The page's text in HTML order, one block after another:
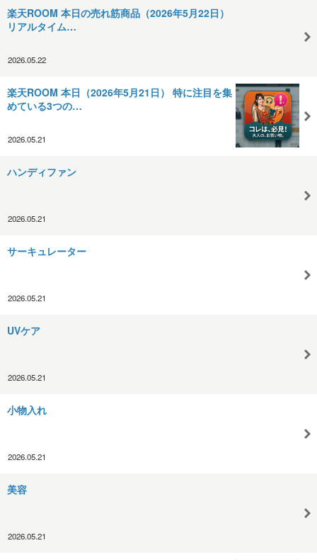
楽天ROOM 本日の売れ筋商品（2026年5月22日）
リアルタイム…
2026.05.22
楽天ROOM 本日（2026年5月21日） 特に注目を集
めている3つの…
2026.05.21
ハンディファン
2026.05.21
サーキュレーター
2026.05.21
UVケア
2026.05.21
小物入れ
2026.05.21
美容
2026.05.21